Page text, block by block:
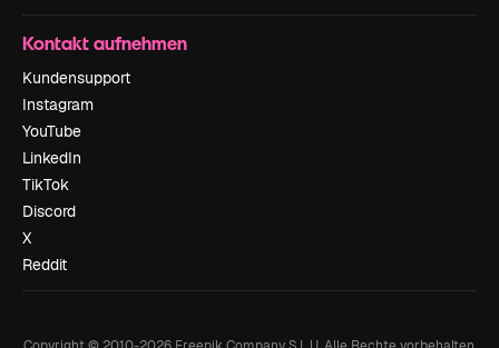
Kontakt aufnehmen
Kundensupport
Instagram
YouTube
LinkedIn
TikTok
Discord
X
Reddit